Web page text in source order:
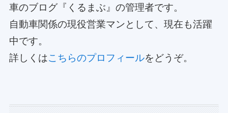
車のブログ『くるまぶ』の管理者です。
自動車関係の現役営業マンとして、現在も活躍
中です。
詳しくはこちらのプロフィールをどうぞ。